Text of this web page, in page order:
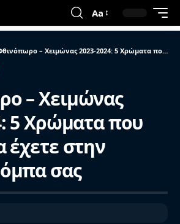
Aa
– Χειμώνας 2023-2024: 5 Χρώματα που πρέπει να έχετε στην Γκαρνταρόμπα σας
– Χειμώνας
5 Χρώματα που
έχετε στην
σας